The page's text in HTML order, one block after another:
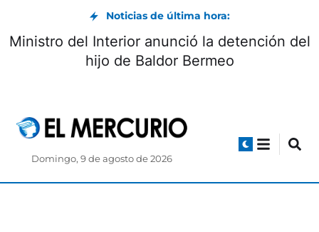
Noticias de última hora:
Ministro del Interior anunció la detención del
hijo de Baldor Bermeo
Domingo, 9 de agosto de 2026